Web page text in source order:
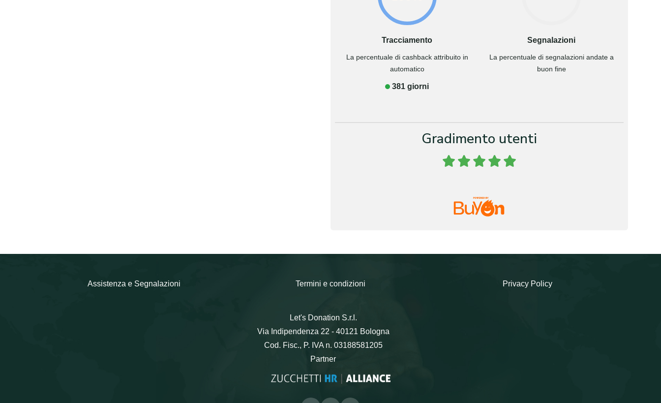
Tracciamento
La percentuale di cashback attribuito in
automatico
381 giorni
Segnalazioni
La percentuale di segnalazioni andate a
buon fine
Gradimento utenti
Assistenza e Segnalazioni Termini e condizioni Privacy Policy
Let's Donation S.r.l.
Via Indipendenza 22 - 40121 Bologna
Cod. Fisc., P. IVA n. 03188581205
Partner